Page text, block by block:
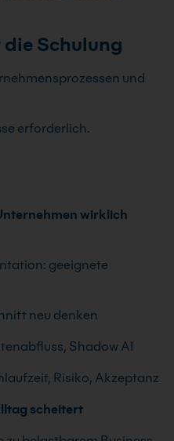
Schulung
und
erforderlich.
wirklich
geeignete
neu denken
Shadow AI
Risiko, Akzeptanz
scheitert